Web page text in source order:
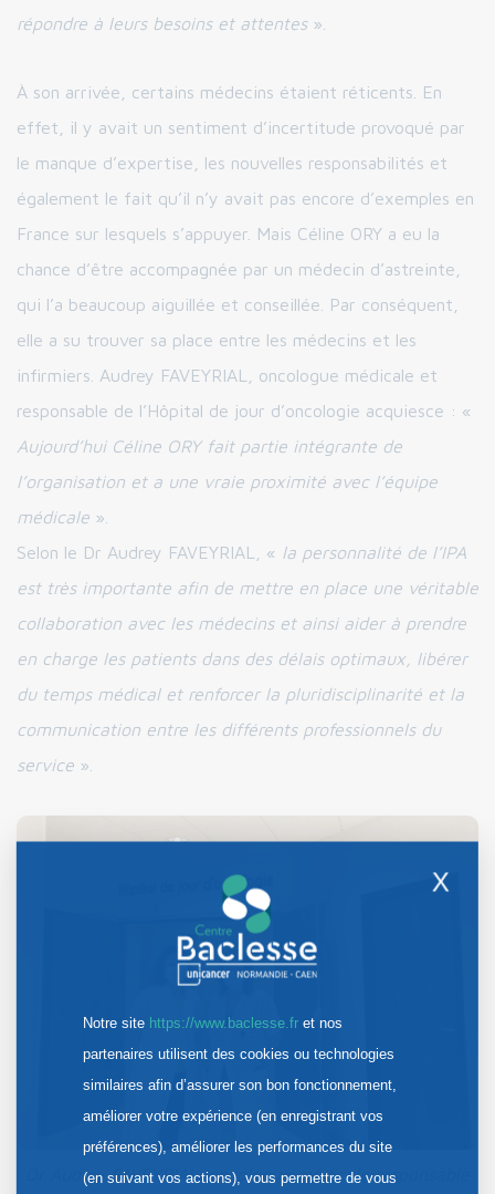
répondre à leurs besoins et attentes».
À son arrivée, certains médecins étaient réticents. En
effet, il y avait un sentiment d’incertitude provoqué par
le manque d’expertise, les nouvelles responsabilités et
également le fait qu’il n’y avait pas encore d’exemples en
France sur lesquels s’appuyer. Mais Céline ORY a eu la
chance d’être accompagnée par un médecin d’astreinte,
qui l’a beaucoup aiguillée et conseillée. Par conséquent,
elle a su trouver sa place entre les médecins et les
infirmiers. Audrey FAVEYRIAL, oncologue médicale et
responsable de l’Hôpital de jour d’oncologie acquiesce : «
Aujourd’hui Céline ORY fait partie intégrante de
l’organisation et a une vraie proximité avec l’équipe
médicale ».
Selon le Dr Audrey FAVEYRIAL, « la personnalité de l’IPA
est très importante afin de mettre en place une véritable
collaboration avec les médecins et ainsi aider à prendre
en charge les patients dans des délais optimaux, libérer
du temps médical et renforcer la pluridisciplinarité et la
communication entre les différents professionnels du
service ».
Dr Audrey FAVEYRIAL, oncologue médicale responsable
X
Notre site https://www.baclesse.fret nos
partenaires utilisent des cookies ou technologies
similaires afin d’assurer son bon fonctionnement,
améliorer votre expérience (en enregistrant vos
préférences), améliorer les performances du site
(en suivant vos actions), vous permettre de vous